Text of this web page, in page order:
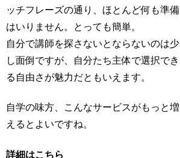
ッチフレーズの通り、ほとんど何も準備
はいりません。とっても簡単。
自分で講師を探さないとならないのは少
し面倒ですが、自分たち主体で選択でき
る自由さが魅力だともいえます。
自学の味方、こんなサービスがもっと増
えるとよいですね。
詳細はこちら